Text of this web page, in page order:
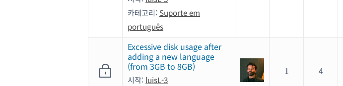
카테고리: Suporte em
português
Excessive disk usage after
adding a new language
(from 3GB to 8GB)
시작: luisL-3
1 4